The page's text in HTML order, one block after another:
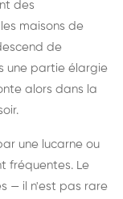
des
maisons de
de
une partie élargie
alors dans la
une lucarne ou
fréquentes. Le
— il n'est pas rare